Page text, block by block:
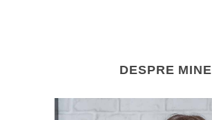
DESPRE MINE